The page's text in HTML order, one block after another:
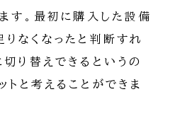
す。最初に購入した設備
なくなったと判断すれ
り替えできるというの
トと考えることができま